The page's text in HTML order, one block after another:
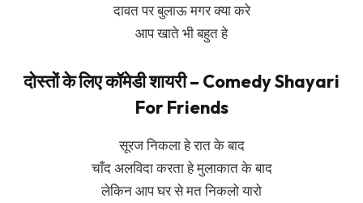
दावत पर बुलाऊ मगर क्या करे
आप खाते भी बहुत हे
दोस्तों के लिए कॉमेडी शायरी – Comedy Shayari
For Friends
सूरज निकला हे रात के बाद
चाँद अलविदा करता हे मुलाकात के बाद
लेकिन आप घर से मत निकलो यारो